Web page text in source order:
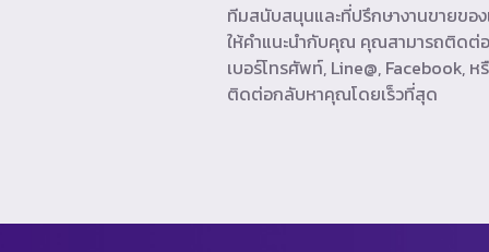
ทีมสนับสนุนและที่ปรึกษางานขายขอ
ให้คำแนะนำกับคุณ คุณสามารถติดต่อ
เบอร์โทรศัพท์, Line@, Facebook,
ติดต่อกลับหาคุณโดยเร็วที่สุด